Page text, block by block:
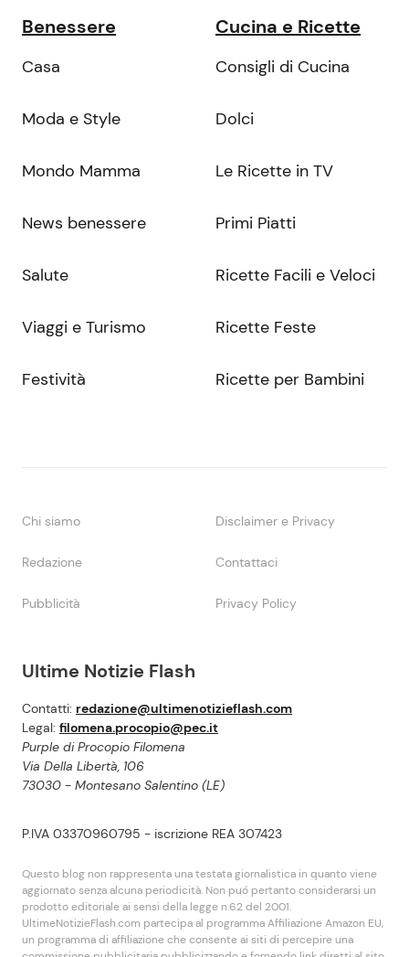
Ultime Notizie Flash
Contatti: redazione@ultimenotizieflash.com
Legal: filomena.procopio@pec.it
Purple di Procopio Filomena
Via Della Libertà, 106
73030 - Montesano Salentino (LE)
P.IVA 03370960795 - iscrizione REA 307423
Questo blog non rappresenta una testata giornalistica in quanto viene
aggiornato senza alcuna periodicità. Non puó pertanto considerarsi un
prodotto editoriale ai sensi della legge n.62 del 2001.
UltimeNotizieFlash.com partecipa al programma Affiliazione Amazon EU,
un programma di affiliazione che consente ai siti di percepire una
Benessere
Casa
Moda e Style
Mondo Mamma
News benessere
Salute
Viaggi e Turismo
Festività
Cucina e Ricette
Consigli di Cucina
Dolci
Le Ricette in TV
Primi Piatti
Ricette Facili e Veloci
Ricette Feste
Ricette per Bambini
Chi siamo Disclaimer e Privacy
Redazione Contattaci
Pubblicità Privacy Policy